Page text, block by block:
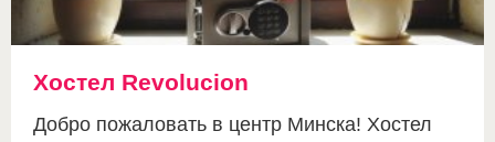
Хостел Revolucion
Добро пожаловать в центр Минска! Хостел